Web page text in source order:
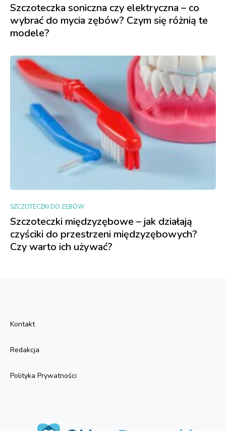
Szczoteczka soniczna czy elektryczna – co
wybrać do mycia zębów? Czym się różnią te
modele?
SZCZOTECZKI DO ZĘBÓW
Szczoteczki międzyzębowe – jak działają
czyściki do przestrzeni międzyzębowych?
Czy warto ich używać?
Kontakt
Redakcja
Polityka Prywatności